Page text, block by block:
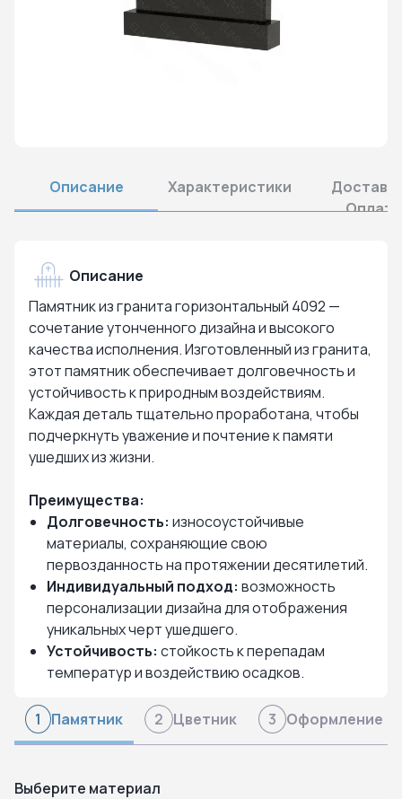
Описание Характеристики
Оплата
Описание
Памятник из гранита горизонтальный 4092 —
сочетание утонченного дизайна и высокого
качества исполнения. Изготовленный из гранита,
этот памятник обеспечивает долговечность и
устойчивость к природным воздействиям.
Каждая деталь тщательно проработана, чтобы
подчеркнуть уважение и почтение к памяти
ушедших из жизни.
Преимущества:
Долговечность: износоустойчивые
материалы, сохраняющие свою
первозданность на протяжении десятилетий.
Индивидуальный подход: возможность
персонализации дизайна для отображения
уникальных черт ушедшего.
Устойчивость: стойкость к перепадам
температур и воздействию осадков.
1 Памятник 2 Цветник 3 Оформление
Выберите материал